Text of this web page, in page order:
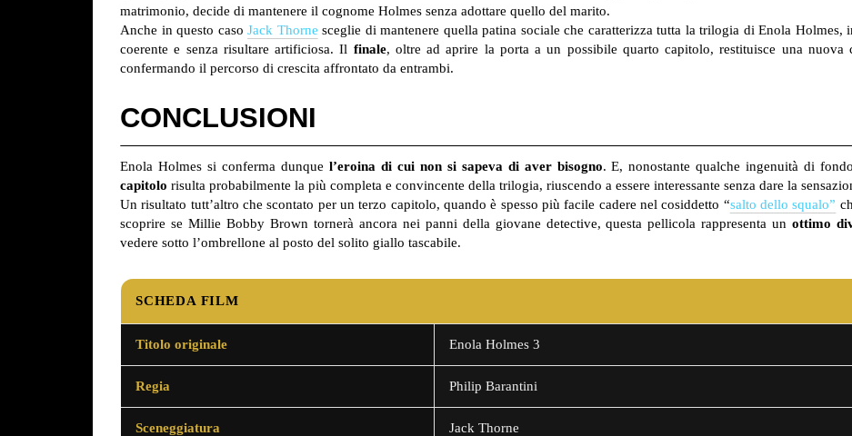
matrimonio, decide di mantenere il cognome Holmes senza adottare quello del marito.
Anche in questo casoJack Thorne sceglie di mantenere quella patina sociale che caratterizza tutta la trilogia di Enola Holmes,
coerente e senza risultare artificiosa. Il finale, oltre ad aprire la porta a un possibile quarto capitolo, restituisce una nuova
confermando il percorso di crescita affrontato da entrambi.
CONCLUSIONI
Enola Holmes si conferma dunque l’eroina di cui non si sapeva di aver bisogno. E, nonostante qualche ingenuità di
capitolo risulta probabilmente la più completa e convincente della trilogia, riuscendo a essere interessante senza dare la
Un risultato tutt’altro che scontato per un terzo capitolo, quando è spesso più facile cadere nel cosiddetto “salto dello squalo”
scoprire se Millie Bobby Brown tornerà ancora nei panni della giovane detective, questa pellicola rappresenta unottimo
vedere sotto l’ombrellone al posto del solito giallo tascabile.
SCHEDA FILM
Titolo originale Enola Holmes 3
Regia Philip Barantini
Sceneggiatura Jack Thorne